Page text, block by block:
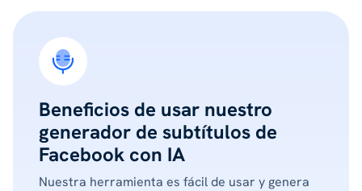
Beneficios de usar nuestro
generador de subtítulos de
Facebook con IA
Nuestra herramienta es fácil de usar y genera